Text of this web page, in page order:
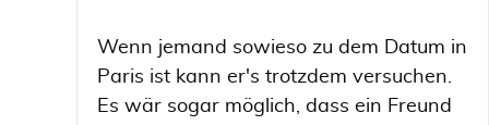
Wenn jemand sowieso zu dem Datum in
Paris ist kann er's trotzdem versuchen.
Es wär sogar möglich, dass ein Freund